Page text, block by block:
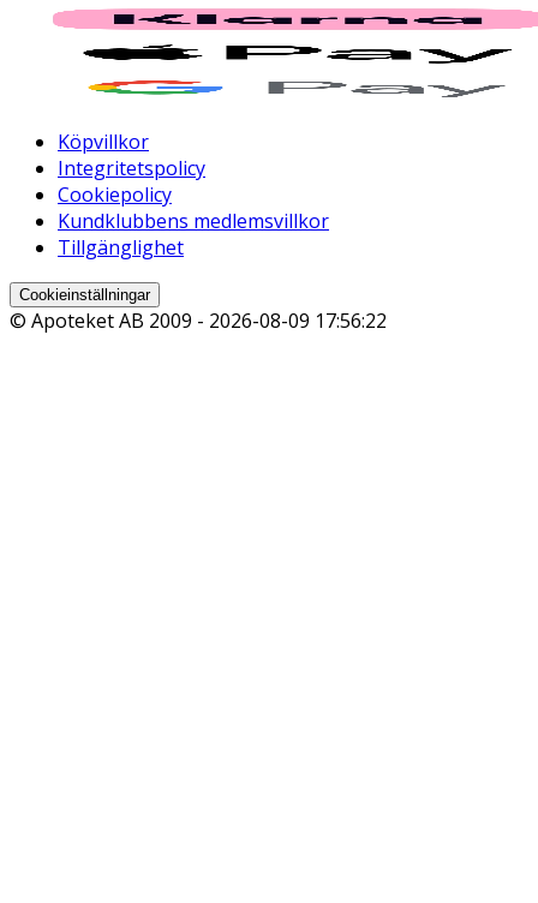
Köpvillkor
Integritetspolicy
Cookiepolicy
Kundklubbens medlemsvillkor
Tillgänglighet
Cookieinställningar
© Apoteket AB 2009 - 2026-08-09 17:56:22